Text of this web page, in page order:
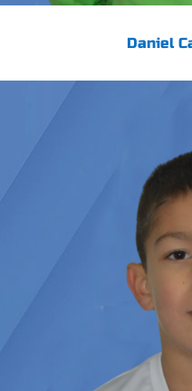
Daniel